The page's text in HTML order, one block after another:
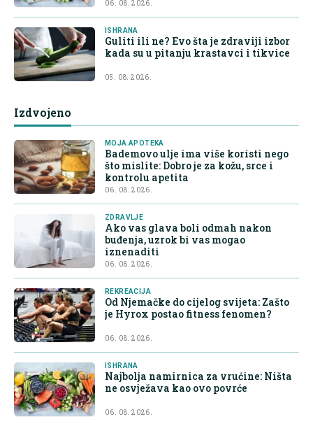
06. 08. 2026.
ISHRANA
Guliti ili ne? Evo šta je zdraviji izbor
kada su u pitanju krastavci i tikvice
05. 08. 2026.
Izdvojeno
MOJA APOTEKA
Bademovo ulje ima više koristi nego
što mislite: Dobro je za kožu, srce i
kontrolu apetita
06. 08. 2026.
ZDRAVLJE
Ako vas glava boli odmah nakon
buđenja, uzrok bi vas mogao
iznenaditi
06. 08. 2026.
REKREACIJA
Od Njemačke do cijelog svijeta: Zašto
je Hyrox postao fitness fenomen?
06. 08. 2026.
ISHRANA
Najbolja namirnica za vrućine: Ništa
ne osvježava kao ovo povrće
06. 08. 2026.